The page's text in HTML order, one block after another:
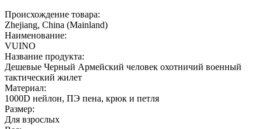
Происхождение товара:
Zhejiang, China (Mainland)
Наименование:
VUINO
Название продукта:
Дешевые Черный Армейский человек охотничий военный
тактический жилет
Материал:
1000D нейлон, ПЭ пена, крюк и петля
Размер:
Для взрослых